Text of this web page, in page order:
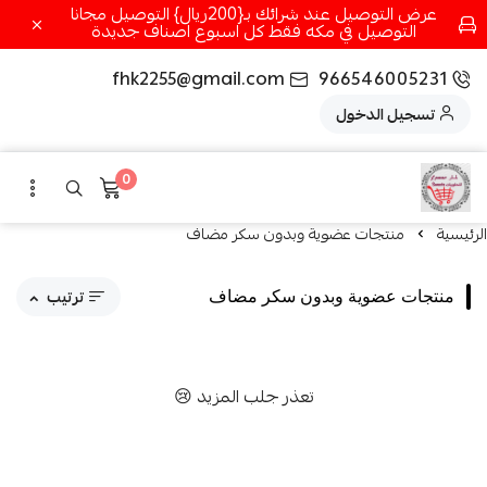
عرض التوصيل عند شرائك بـ{200ريال} التوصيل مجانا
التوصيل في مكه فقط كل اسبوع اصناف جديدة
966546005231
fhk2255@gmail.com
تسجيل الدخول
0
الرئيسية منتجات عضوية وبدون سكر مضاف
منتجات عضوية وبدون سكر مضاف ترتيب
الاكثر مبيعاً
تعذر جلب المزيد 😢